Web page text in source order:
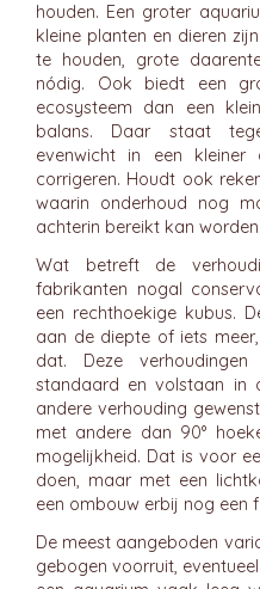
houden. Een groter
kleine planten en dieren
te houden, grote
nódig. Ook biedt een
ecosysteem dan een
balans. Daar staat
evenwicht in een
corrigeren. Houdt ook
waarin onderhoud nog
achterin bereikt kan worden.
Wat betreft de
fabrikanten nogal
een rechthoekige kubus.
aan de diepte of iets
dat. Deze
standaard en volstaan in
andere verhouding
met andere dan 90°
mogelijkheid. Dat is voor
doen, maar met een
een ombouw erbij nog een
De meest aangeboden
gebogen voorruit,